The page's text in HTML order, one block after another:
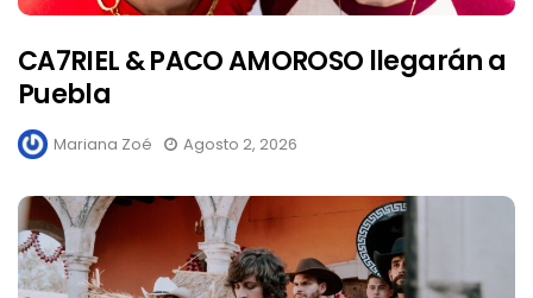
CA7RIEL & PACO AMOROSO llegarán a
Puebla
Mariana Zoé Agosto 2, 2026